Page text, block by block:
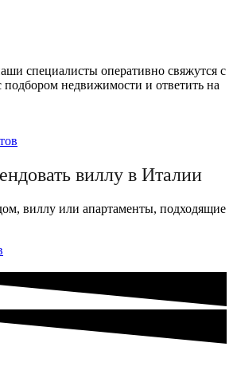
специалисты оперативно свяжутся с
недвижимости и ответить на
виллу в Италии
виллу или апартаменты, подходящие